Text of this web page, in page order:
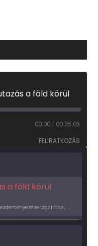
a föld körül
00:00 / 00:35:05
FELIRATKOZÁS
a föld körül
Az UNICEF Magyarország jótékonysági kezdeményezése izgalmas, egész éves világkörüli ízutazásra hív, igazi családi program és gasztroedukáció, illetve segítség a rászorulóknak is egyben.